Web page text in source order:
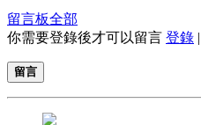
留言板全部
你需要登錄後才可以留言 登錄 |
留言